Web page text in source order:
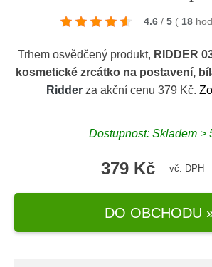
4.6 / 5 ( 18
Trhem osvědčený produkt, RIDDER
kosmetické zrcátko na postavení,
Ridderza akční cenu 379 Kč.
Dostupnost: Skladem >
379 Kč vč. DPH
DO OBCHODU